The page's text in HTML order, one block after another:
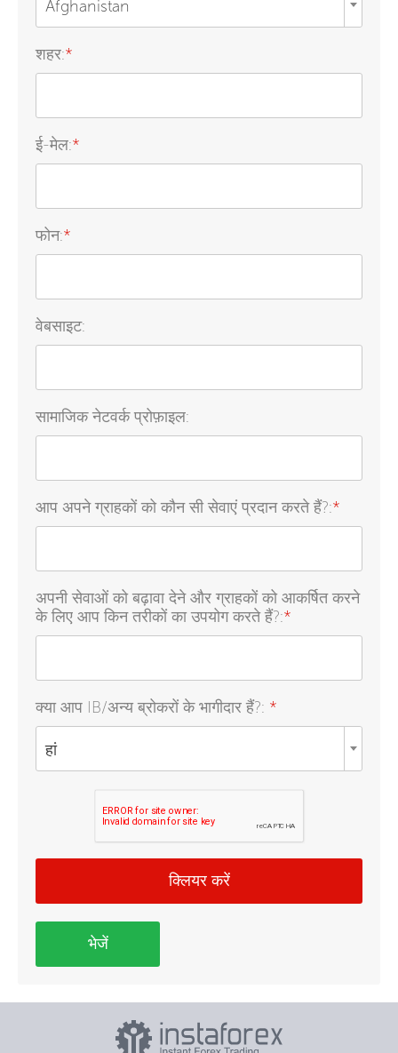
Afghanistan
शहर:*
ई-मेल:*
फोन:*
वेबसाइट:
सामाजिक नेटवर्क प्रोफ़ाइल:
आप अपने ग्राहकों को कौन सी सेवाएं प्रदान करते हैं?:*
अपनी सेवाओं को बढ़ावा देने और ग्राहकों को आकर्षित करने
के लिए आप किन तरीकों का उपयोग करते हैं?:*
क्या आप IB/अन्य ब्रोकरों के भागीदार हैं?: *
हां
क्लियर करें
भेजें